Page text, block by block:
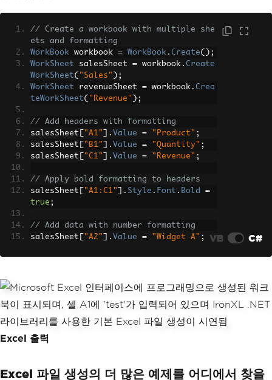
// Create a workbook with multiple she
ets and formatting
WorkBook workbook = WorkBook . Create();
WorkSheet salesSheet = workbook . Create
WorkSheet( "Sales" );
WorkSheet revenueSheet = workbook . Crea
teWorkSheet( "Revenue" );
// Add headers with formatting
salesSheet
"A1" ]. Value = "Product" ;
salesSheet
"B1" ]. Value = "Quantity" ;
salesSheet
"C1" ]. Value = "Revenue" ;
// Apply bold formatting to headers
salesSheet
"A1:C1" ]. Style . Font . Bold
=
true ;
// Add data with number formatting
salesSheet
"A2" ]. Value = "Widget A" ;
0.00"
; // Currency format
// Auto-size columns for better readab
ility
salesSheet
AutoSizeColumn
);
salesSheet
workbook.SaveAs ("sales_report.xlsx" );
VB C#
Excel 출력
Excel 파일 생성의 더 많은 예제를 어디에서 찾을